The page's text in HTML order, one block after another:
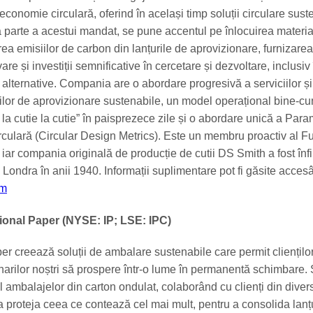
circulară, oferind în același timp soluții circulare
parte a acestui mandat, se pune accentul pe înlocuirea
emisiilor de carbon din lanțurile de aprovizionare,
și investiții semnificative în cercetare și dezvoltare, inclusiv
Compania are o abordare progresivă a serviciilor și
de aprovizionare sustenabile, un model operațional bine-
cutie la cutie” în paisprezece zile și o abordare unică a
(Circular Design Metrics). Este un membru proactiv al
compania originală de producție de cutii DS Smith a fost
în anii 1940. Informații suplimentare pot fi găsite
Paper (NYSE: IP; LSE: IPC)
creează soluții de ambalare sustenabile care permit
noștri să prospere într-o lume în permanentă schimbare.
ambalajelor din carton ondulat, colaborând cu clienți din
proteja ceea ce contează cel mai mult, pentru a consolida